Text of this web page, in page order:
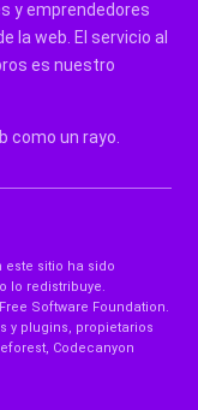
y emprendedores
la web. El servicio al
es nuestro
como un rayo.
este sitio ha sido
lo redistribuye.
Software Foundation.
y plugins, propietarios
Codecanyon